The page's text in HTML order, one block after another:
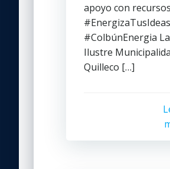
apoyo con
#ColbúnEnergia La
Ilustre
Quilleco […]